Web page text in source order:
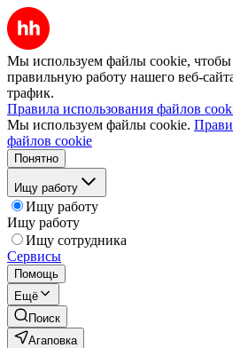
Мы используем файлы cookie, чтобы
правильную работу нашего веб-
трафик.
Правила использования файлов
Мы используем файлы cookie.
файлов cookie
Понятно
Ищу работу
Ищу работу
Ищу работу
Ищу сотрудника
Сервисы
Помощь
Ещё
Поиск
Агаповка